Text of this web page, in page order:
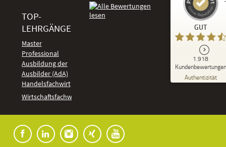
TOP-
LEHRGÄNGE
Master
Professional
Ausbildung der
Ausbilder (AdA)
Handelsfachwirt
Wirtschaftsfachwirt
GUT
1.918
Kundenbewertungen
Authentizität
Kundenbewertungen und Erfahrungen zu
DeLSt - Deutsches eLearning Studieninstitut
92
%
Empfehlungen auf
ProvenExpert.com
anderen Quellen